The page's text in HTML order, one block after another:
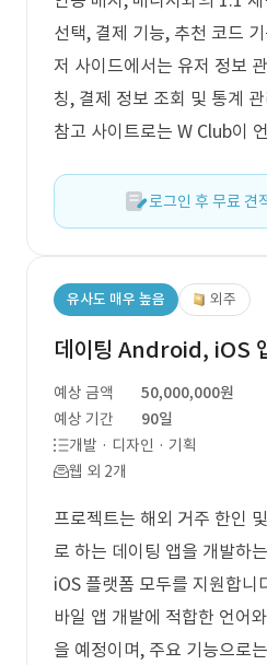
선택, 결제 기능, 추천 코드
저 사이드에서는 유저 정보
칭, 결제 정보 조회 및 통계
참고 사이트로는 W Club이
로그인 후 무료 견
유사도 매우 높음 외주
데이팅 Android, iOS
예상 금액
50,000,000원
예상 기간
90일
개발 · 디자인 · 기획
웹 외 2개
프로젝트는 해외 거주 한인
로 하는 데이팅 앱을 개발하
iOS 플랫폼 모두를 지원합니
바일 앱 개발에 적합한 언어
을 예정이며, 주요 기능으로